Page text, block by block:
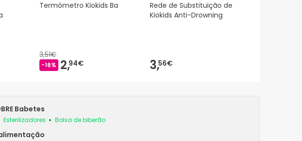
Termómetro Kiokids Ba
3,51€
-16% 2,94€
Rede de Substituição de
Kiokids Anti-Drowning
3,56€
Babetes
Esterilizadores Bolsa de biberão